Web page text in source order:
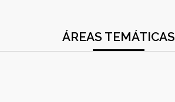
ÁREAS TEMÁTICAS